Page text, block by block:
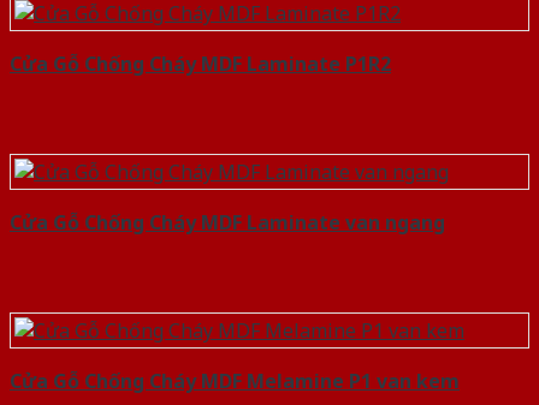
Cửa Gỗ Chống Cháy MDF Laminate P1R2
Cửa Gỗ Chống Cháy MDF Laminate van ngang
Cửa Gỗ Chống Cháy MDF Melamine P1 van kem